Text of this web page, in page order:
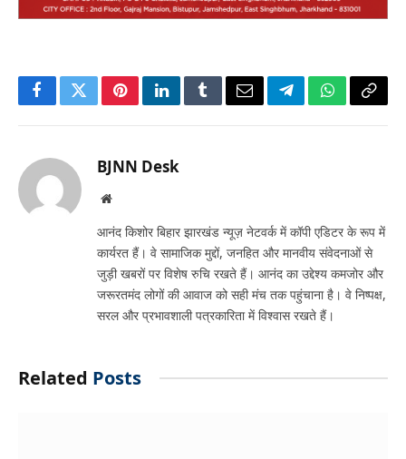
FacebookTwitterPinterestLinkedInTumblrEmailTelegramWhatsApp
Copy
BJNN Desk
Website
आनंद किशोर बिहार झारखंड न्यूज़ नेटवर्क में कॉपी एडिटर के रूप में
कार्यरत हैं। वे सामाजिक मुद्दों, जनहित और मानवीय संवेदनाओं से
जुड़ी खबरों पर विशेष रुचि रखते हैं। आनंद का उद्देश्य कमजोर और
जरूरतमंद लोगों की आवाज को सही मंच तक पहुंचाना है। वे निष्पक्ष,
सरल और प्रभावशाली पत्रकारिता में विश्वास रखते हैं।
Related Posts